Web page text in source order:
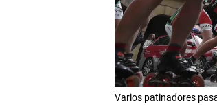
Varios patinadores